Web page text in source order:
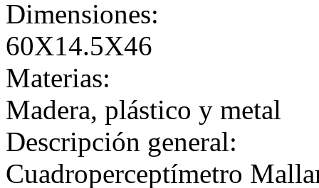
Dimensiones:
60X14.5X46
Materias:
Madera, plástico y metal
Descripción general:
Cuadroperceptímetro